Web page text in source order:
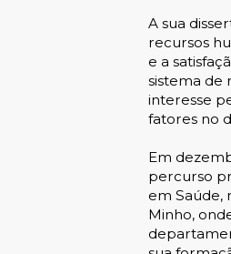
A sua
recursos
e a
sistema de
interesse
fatores no
Em
percurso
em Saúde,
Minho,